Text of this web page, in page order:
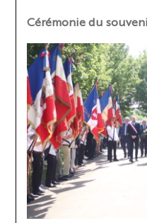
Cérémonie du